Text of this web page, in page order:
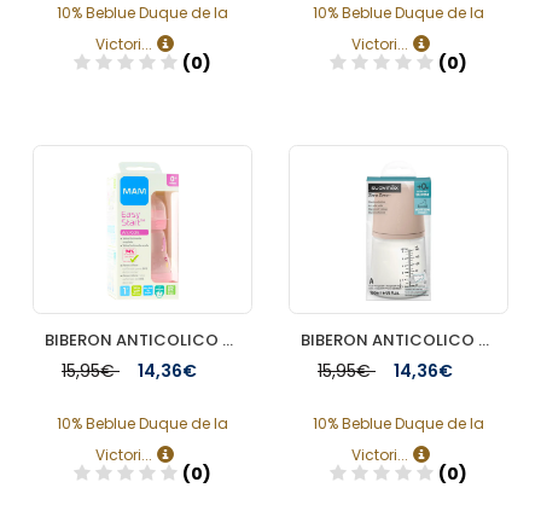
10% Beblue Duque de la
Victori...
(0)
Añadir
10% Beblue Duque de la
Victori...
(0)
BIBERON ANTICOLICO T SILICONA SUAVINEX ADAPTABLE + 0 MESES 1 ENVASE 180 ML LIGHT SAND
15,95€ 14,36€
10% Beblue Duque de la
Victori...
(0)
BIBERON ANTICOLICO T SILICONA SUAVINEX ADAPTABLE + 0 MESES 1 ENVASE 180 ML ALMOND
15,95€ 14,36€
10% Beblue Duque de la
Victori...
(0)